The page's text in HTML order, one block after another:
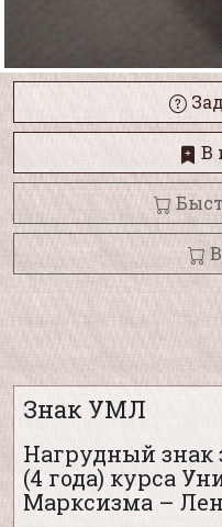
В
Знак УМЛ
Нагрудный знак
(4 года) курса
Марксизма –